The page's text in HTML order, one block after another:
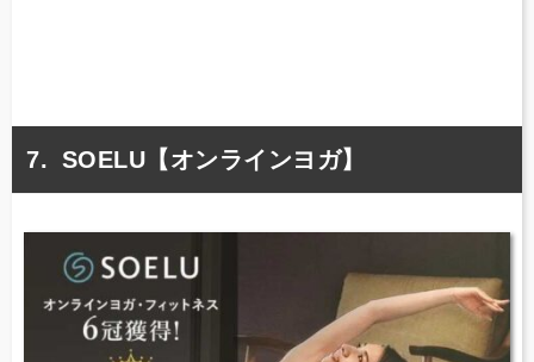
SOELU【オンラインヨガ】